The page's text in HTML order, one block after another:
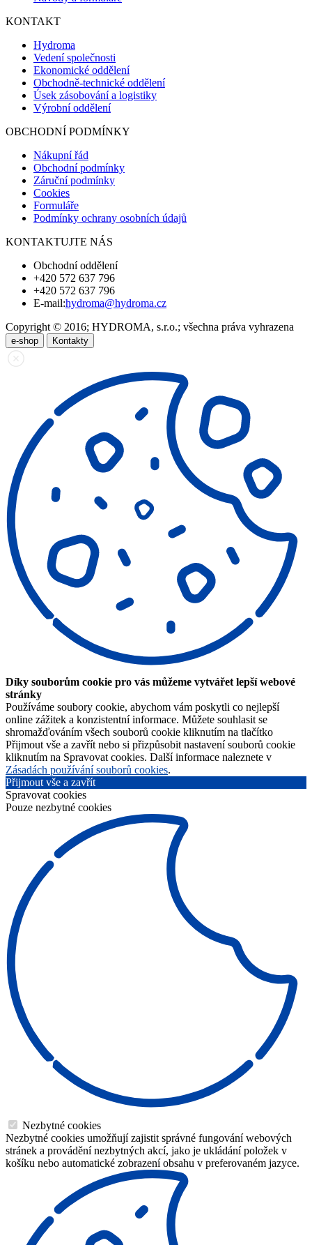
KONTAKT
Hydroma
Vedení společnosti
Ekonomické oddělení
Obchodně-technické oddělení
Úsek zásobování a logistiky
Výrobní oddělení
OBCHODNÍ PODMÍNKY
Nákupní řád
Obchodní podmínky
Záruční podmínky
Cookies
Formuláře
Podmínky ochrany osobních údajů
KONTAKTUJTE NÁS
Obchodní oddělení
+420 572 637 796
+420 572 637 796
E-mail:hydroma@hydroma.cz
Copyright © 2016; HYDROMA, s.r.o.; všechna práva vyhrazena
e-shop Kontakty
Díky souborům cookie pro vás můžeme vytvářet lepší webové
stránky
Používáme soubory cookie, abychom vám poskytli co nejlepší
online zážitek a konzistentní informace. Můžete souhlasit se
shromažďováním všech souborů cookie kliknutím na tlačítko
Přijmout vše a zavřít nebo si přizpůsobit nastavení souborů cookie
kliknutím na Spravovat cookies. Další informace naleznete v
Zásadách používání souborů cookies.
Přijmout vše a zavřít
Spravovat cookies
Pouze nezbytné cookies
Nezbytné cookies
Nezbytné cookies umožňují zajistit správné fungování webových
stránek a provádění nezbytných akcí, jako je ukládání položek v
košíku nebo automatické zobrazení obsahu v preferovaném jazyce.